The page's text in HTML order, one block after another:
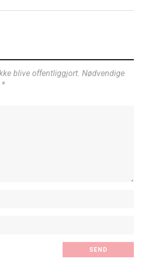
blive offentliggjort. Nødvendige
*